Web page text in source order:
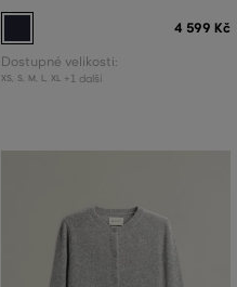
4 599 Kč
Dostupné velikosti:
XS, S, M L, XL +1 další